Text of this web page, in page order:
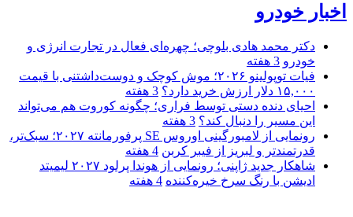
اخبار خودرو
دکتر محمد هادی بلوچی؛ چهره‌ای فعال در تجارت انرژی و
خودرو 3 هفته
فیات توپولینو ۲۰۲۶؛ موش کوچک و دوست‌داشتنی با قیمت
۱۵,۰۰۰ دلار ارزش خرید دارد؟
3 هفته
احیای دنده دستی توسط فراری؛ چگونه کوروت هم می‌تواند
این مسیر را دنبال کند؟ 3 هفته
رونمایی از لامبورگینی اوروس SE پرفورمانته ۲۰۲۷؛ سبک‌تر،
قدرتمندتر و لبریز از فیبر کربن 4 هفته
شاهکار جدید ژاپنی؛ رونمایی از هوندا پرلود ۲۰۲۷ لیمیتد
ادیشن با رنگ سرخ خیره‌کننده 4 هفته